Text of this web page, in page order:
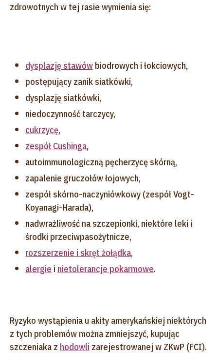
zdrowotnych w tej rasie wymienia się:
dysplazję stawów biodrowych i łokciowych,
postępujący zanik siatkówki,
dysplazję siatkówki,
niedoczynność tarczycy,
cukrzycę,
zespół Cushinga,
autoimmunologiczną pęcherzycę skórną,
zapalenie gruczołów łojowych,
zespół skórno-naczyniówkowy (zespół Vogt-
Koyanagi-Harada),
nadwrażliwość na szczepionki, niektóre leki i
środki przeciwpasożytnicze,
rozszerzenie i skręt żołądka,
alergie i nietolerancje pokarmowe.
Ryzyko wystąpienia u akity amerykańskiej niektórych
z tych problemów można zmniejszyć, kupując
szczeniaka z hodowli zarejestrowanej w ZKwP (FCI).